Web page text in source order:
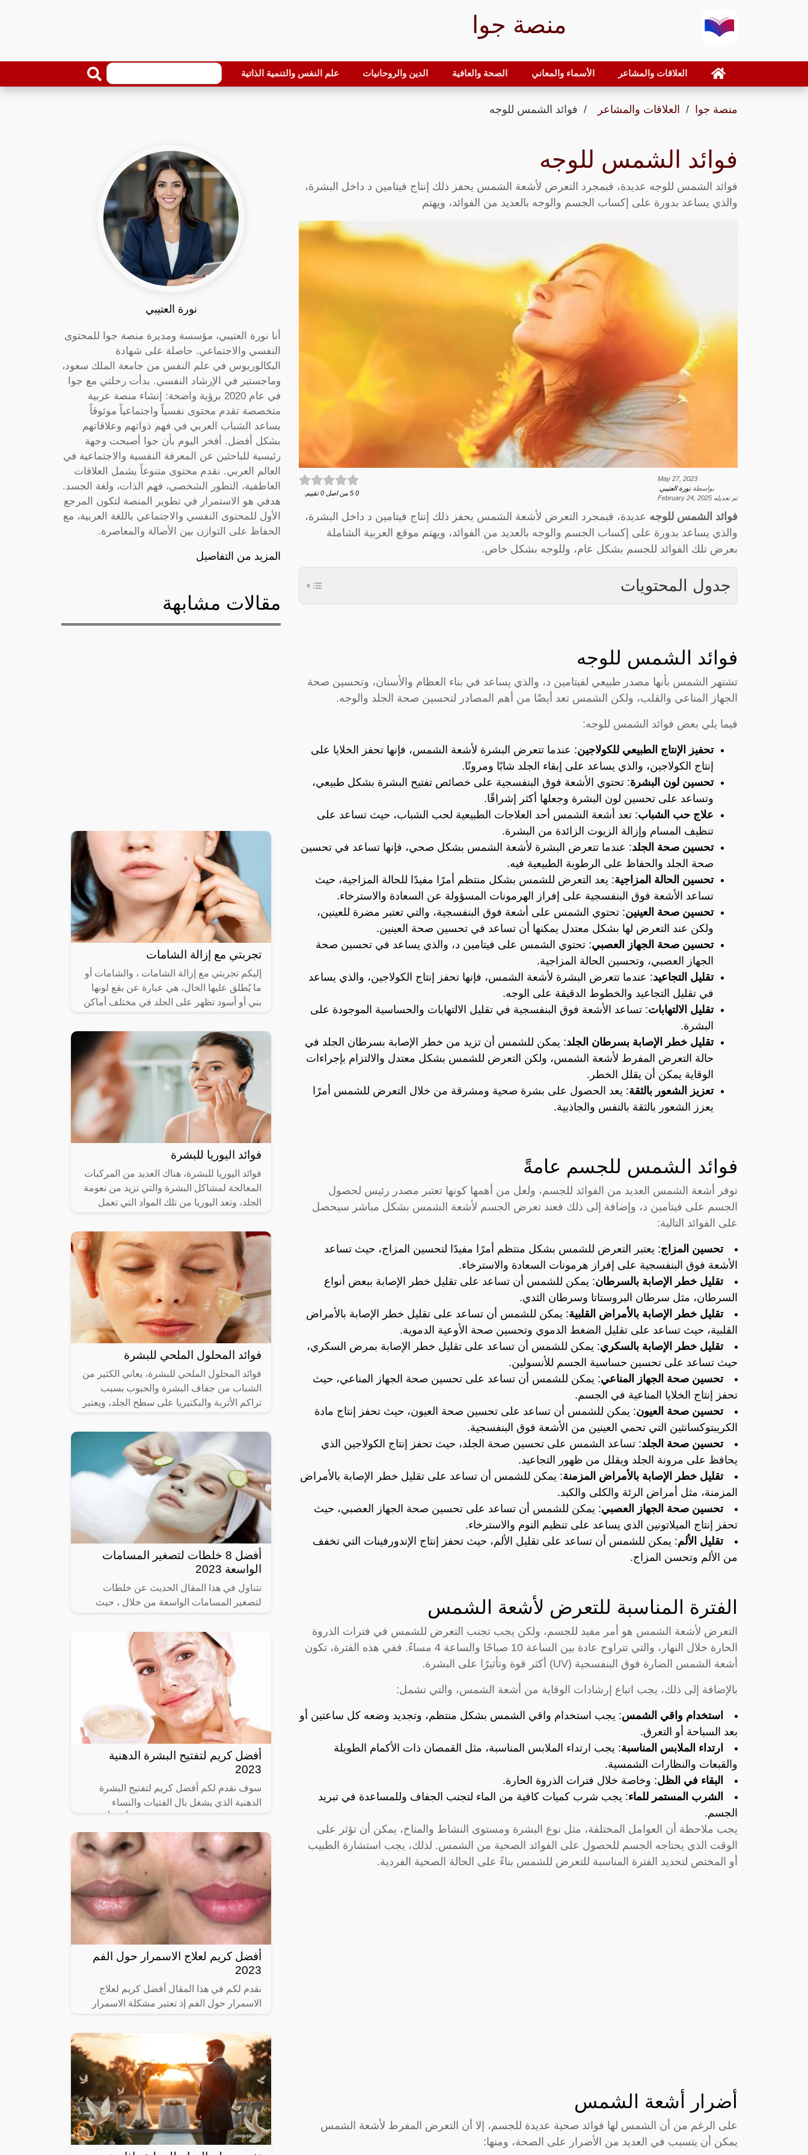
منصة جوا
العلاقات والمشاعر الأسماء والمعاني الصحة والعافية الدين والروحانيات علم النفس والتنمية الذاتية
منصة جوا العلاقات والمشاعر فوائد الشمس للوجه
فوائد الشمس للوجه
فوائد الشمس للوجه عديدة، فبمجرد التعرض لأشعة الشمس يحفز ذلك إنتاج فيتامين د داخل البشرة،
والذي يساعد بدورة على إكساب الجسم والوجه بالعديد من الفوائد، ويهتم
May 27, 2023
بواسطةنورة العتيبي
تم تعديله February 24, 2025
0
5 من اصل 0 تقييم.
فوائد الشمس للوجه عديدة، فبمجرد التعرض لأشعة الشمس يحفز ذلك إنتاج فيتامين د داخل البشرة،
والذي يساعد بدورة على إكساب الجسم والوجه بالعديد من الفوائد، ويهتم موقع العربية الشاملة
بعرض تلك الفوائد للجسم بشكل عام، وللوجه بشكل خاص.
جدول المحتويات
فوائد الشمس للوجه
تشتهر الشمس بأنها مصدر طبيعي لفيتامين د، والذي يساعد في بناء العظام والأسنان، وتحسين صحة
الجهاز المناعي والقلب، ولكن الشمس تعد أيضًا من أهم المصادر لتحسين صحة الجلد والوجه.
فيما يلي بعض فوائد الشمس للوجه:
تحفيز الإنتاج الطبيعي للكولاجين: عندما تتعرض البشرة لأشعة الشمس، فإنها تحفز الخلايا على
إنتاج الكولاجين، والذي يساعد على إبقاء الجلد شابًا ومرونًا.
تحسين لون البشرة: تحتوي الأشعة فوق البنفسجية على خصائص تفتيح البشرة بشكل طبيعي،
وتساعد على تحسين لون البشرة وجعلها أكثر إشراقًا.
علاج حب الشباب: تعد أشعة الشمس أحد العلاجات الطبيعية لحب الشباب، حيث تساعد على
تنظيف المسام وإزالة الزيوت الزائدة من البشرة.
تحسين صحة الجلد: عندما تتعرض البشرة لأشعة الشمس بشكل صحي، فإنها تساعد في تحسين
صحة الجلد والحفاظ على الرطوبة الطبيعية فيه.
تحسين الحالة المزاجية: يعد التعرض للشمس بشكل منتظم أمرًا مفيدًا للحالة المزاجية، حيث
تساعد الأشعة فوق البنفسجية على إفراز الهرمونات المسؤولة عن السعادة والاسترخاء.
تحسين صحة العينين: تحتوي الشمس على أشعة فوق البنفسجية، والتي تعتبر مضرة للعينين،
ولكن عند التعرض لها بشكل معتدل يمكنها أن تساعد في تحسين صحة العينين.
تحسين صحة الجهاز العصبي: تحتوي الشمس على فيتامين د، والذي يساعد في تحسين صحة
الجهاز العصبي، وتحسين الحالة المزاجية.
تقليل التجاعيد: عندما تتعرض البشرة لأشعة الشمس، فإنها تحفز إنتاج الكولاجين، والذي يساعد
في تقليل التجاعيد والخطوط الدقيقة على الوجه.
تقليل الالتهابات: تساعد الأشعة فوق البنفسجية في تقليل الالتهابات والحساسية الموجودة على
البشرة.
تقليل خطر الإصابة بسرطان الجلد: يمكن للشمس أن تزيد من خطر الإصابة بسرطان الجلد في
حالة التعرض المفرط لأشعة الشمس، ولكن التعرض للشمس بشكل معتدل والالتزام بإجراءات
الوقاية يمكن أن يقلل الخطر.
تعزيز الشعور بالثقة: يعد الحصول على بشرة صحية ومشرقة من خلال التعرض للشمس أمرًا
يعزز الشعور بالثقة بالنفس والجاذبية.
فوائد الشمس للجسم عامةً
توفر أشعة الشمس العديد من الفوائد للجسم، ولعل من أهمها كونها تعتبر مصدر رئيس لحصول
الجسم على فيتامين د، وإضافة إلى ذلك فعند تعرض الجسم لأشعة الشمس بشكل مباشر سيحصل
على الفوائد التالية:
تحسين المزاج: يعتبر التعرض للشمس بشكل منتظم أمرًا مفيدًا لتحسين المزاج، حيث تساعد
الأشعة فوق البنفسجية على إفراز هرمونات السعادة والاسترخاء.
تقليل خطر الإصابة بالسرطان: يمكن للشمس أن تساعد على تقليل خطر الإصابة ببعض أنواع
السرطان، مثل سرطان البروستاتا وسرطان الثدي.
تقليل خطر الإصابة بالأمراض القلبية: يمكن للشمس أن تساعد على تقليل خطر الإصابة بالأمراض
القلبية، حيث تساعد على تقليل الضغط الدموي وتحسين صحة الأوعية الدموية.
تقليل خطر الإصابة بالسكري: يمكن للشمس أن تساعد على تقليل خطر الإصابة بمرض السكري،
حيث تساعد على تحسين حساسية الجسم للأنسولين.
تحسين صحة الجهاز المناعي: يمكن للشمس أن تساعد على تحسين صحة الجهاز المناعي، حيث
تحفز إنتاج الخلايا المناعية في الجسم.
تحسين صحة العيون: يمكن للشمس أن تساعد على تحسين صحة العيون، حيث تحفز إنتاج مادة
الكريبتوكسانثين التي تحمي العينين من الأشعة فوق البنفسجية.
تحسين صحة الجلد: تساعد الشمس على تحسين صحة الجلد، حيث تحفز إنتاج الكولاجين الذي
يحافظ على مرونة الجلد ويقلل من ظهور التجاعيد.
تقليل خطر الإصابة بالأمراض المزمنة: يمكن للشمس أن تساعد على تقليل خطر الإصابة بالأمراض
المزمنة، مثل أمراض الرئة والكلى والكبد.
تحسين صحة الجهاز العصبي: يمكن للشمس أن تساعد على تحسين صحة الجهاز العصبي، حيث
تحفز إنتاج الميلاتونين الذي يساعد على تنظيم النوم والاسترخاء.
تقليل الألم: يمكن للشمس أن تساعد على تقليل الألم، حيث تحفز إنتاج الإندورفينات التي تخفف
من الألم وتحسن المزاج.
الفترة المناسبة للتعرض لأشعة الشمس
التعرض لأشعة الشمس هو أمر مفيد للجسم، ولكن يجب تجنب التعرض للشمس في فترات الذروة
الحارة خلال النهار، والتي تتراوح عادة بين الساعة 10 صباحًا والساعة 4 مساءً. ففي هذه الفترة، تكون
أشعة الشمس الضارة فوق البنفسجية (UV) أكثر قوة وتأثيرًا على البشرة.
بالإضافة إلى ذلك، يجب اتباع إرشادات الوقاية من أشعة الشمس، والتي تشمل:
استخدام واقي الشمس: يجب استخدام واقي الشمس بشكل منتظم، وتجديد وضعه كل ساعتين أو
بعد السباحة أو التعرق.
ارتداء الملابس المناسبة: يجب ارتداء الملابس المناسبة، مثل القمصان ذات الأكمام الطويلة
والقبعات والنظارات الشمسية.
البقاء في الظل: وخاصة خلال فترات الذروة الحارة.
الشرب المستمر للماء: يجب شرب كميات كافية من الماء لتجنب الجفاف وللمساعدة في تبريد
الجسم.
يجب ملاحظة أن العوامل المختلفة، مثل نوع البشرة ومستوى النشاط والمناخ، يمكن أن تؤثر على
الوقت الذي يحتاجه الجسم للحصول على الفوائد الصحية من الشمس. لذلك، يجب استشارة الطبيب
أو المختص لتحديد الفترة المناسبة للتعرض للشمس بناءً على الحالة الصحية الفردية.
أضرار أشعة الشمس
على الرغم من أن الشمس لها فوائد صحية عديدة للجسم، إلا أن التعرض المفرط لأشعة الشمس
يمكن أن يتسبب في العديد من الأضرار على الصحة، ومنها:
نورة العتيبي
أنا نورة العتيبي، مؤسسة ومديرة منصة جوا للمحتوى
النفسي والاجتماعي. حاصلة على شهادة
البكالوريوس في علم النفس من جامعة الملك سعود،
وماجستير في الإرشاد النفسي. بدأت رحلتي مع جوا
في عام 2020 برؤية واضحة: إنشاء منصة عربية
متخصصة تقدم محتوى نفسياً واجتماعياً موثوقاً
يساعد الشباب العربي في فهم ذواتهم وعلاقاتهم
بشكل أفضل. أفخر اليوم بأن جوا أصبحت وجهة
رئيسية للباحثين عن المعرفة النفسية والاجتماعية في
العالم العربي. نقدم محتوى متنوعاً يشمل العلاقات
العاطفية، التطور الشخصي، فهم الذات، ولغة الجسد.
هدفي هو الاستمرار في تطوير المنصة لتكون المرجع
الأول للمحتوى النفسي والاجتماعي باللغة العربية، مع
الحفاظ على التوازن بين الأصالة والمعاصرة.
المزيد من التفاصيل
مقالات مشابهة
تجربتي مع إزالة الشامات
إليكم تجربتي مع إزالة الشامات ، والشامات أو
ما يُطلق عليها الخال، هي عبارة عن بقع لونها
بني أو أسود تظهر على الجلد في مختلف أماكن
فوائد اليوريا للبشرة
فوائد اليوريا للبشرة، هناك العديد من المركبات
المعالجة لمشاكل البشرة والتي تزيد من نعومة
الجلد، وتعد اليوريا من تلك المواد التي تعمل
فوائد المحلول الملحي للبشرة
فوائد المحلول الملحي للبشرة، يعاني الكثير من
الشباب من جفاف البشرة والحبوب بسبب
تراكم الأتربة والبكتيريا على سطح الجلد، ويعتبر
أفضل 8 خلطات لتصغير المسامات
الواسعة 2023
نتناول في هذا المقال الحديث عن خلطات
لتصغير المسامات الواسعة من خلال ، حيث
المشكلة المزعجة التي تؤثر على المظهر العام
أفضل كريم لتفتيح البشرة الدهنية
2023
سوف نقدم لكم أفضل كريم لتفتيح البشرة
الدهنية الذي يشغل بال الفتيات والنساء
البشرة التي تحتاج إلى اهتمام بالغ بسبب
أفضل كريم لعلاج الاسمرار حول الفم
2023
نقدم لكم في هذا المقال أفضل كريم لعلاج
الاسمرار حول الفم إذ تعتبر مشكلة الاسمرار
بالنسبة لكثير من النساء بسبب إعطاء مظهرا